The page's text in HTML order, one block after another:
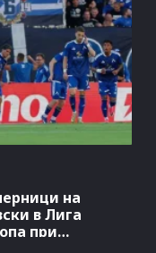
на
в Лига
при